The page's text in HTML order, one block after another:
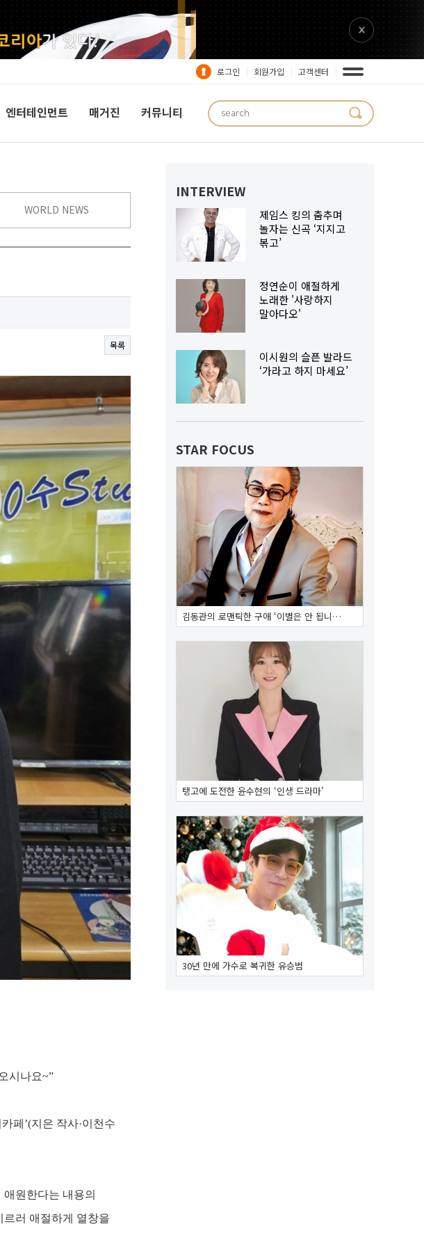
로그인 회원가입 고객센터
엔터테인먼트 매거진 커뮤니티
WORLD NEWS
목록
시나요~”
페 ’(지은 작사·이천수
원한다는 내용의
러 애절하게 열창을
INTERVIEW
제임스 킹의 춤추며
놀자는 신곡 ‘지지고
볶고’
정연순이 애절하게
노래한 '사랑하지
말아다오'
이시원의 슬픈 발라드
‘가라고 하지 마세요’
STAR FOCUS
김동관의 로맨틱한 구애 ‘이별은 안 됩니…
탱고에 도전한 윤수현의 ‘인생 드라마’
30년 만에 가수로 복귀한 유승범